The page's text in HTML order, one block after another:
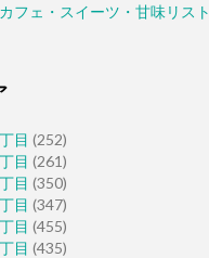
フェ・スイーツ・甘味リスト
目 (252)
目 (261)
目 (350)
目 (347)
目 (455)
目 (435)